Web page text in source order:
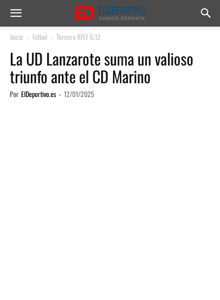
Inicio Fútbol Tercera RFEF G.12
La UD Lanzarote suma un valioso
triunfo ante el CD Marino
Por ElDeportivo.es - 12/01/2025